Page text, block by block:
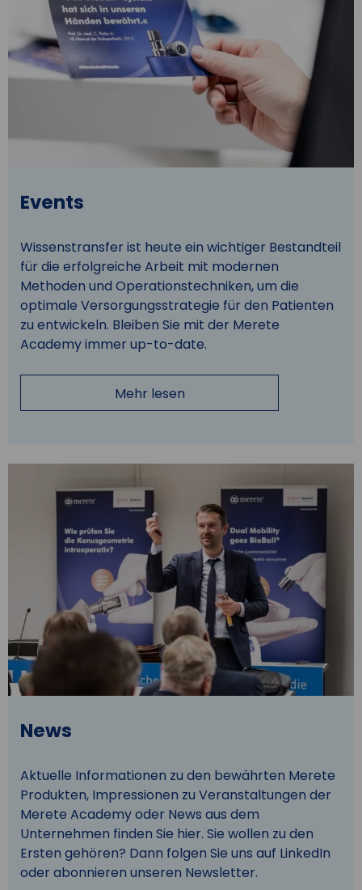
Events
Wissenstransfer ist heute ein wichtiger Bestandteil
für die erfolgreiche Arbeit mit modernen
Methoden und Operationstechniken, um die
optimale Versorgungsstrategie für den Patienten
zu entwickeln. Bleiben Sie mit der Merete
Academy immer up-to-date.
Mehr lesen
News
Aktuelle Informationen zu den bewährten Merete
Produkten, Impressionen zu Veranstaltungen der
Merete Academy oder News aus dem
Unternehmen finden Sie hier. Sie wollen zu den
Ersten gehören? Dann folgen Sie uns auf LinkedIn
oder abonnieren unseren Newsletter.